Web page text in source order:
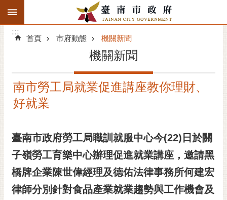
跳到主要內容區塊
搜
階
精彩府城
市府團隊
主題服務
市政資訊
:::
:::
首頁 市府動態 機關新聞
機關新聞
南市勞工局就業促進講座教你理財、
好就業
臺南市政府勞工局職訓就服中心今(22)日於關
子嶺勞工育樂中心辦理促進就業講座，邀請黑
橋牌企業陳世偉經理及德佑法律事務所何建宏
律師分別針對食品產業就業趨勢與工作機會及